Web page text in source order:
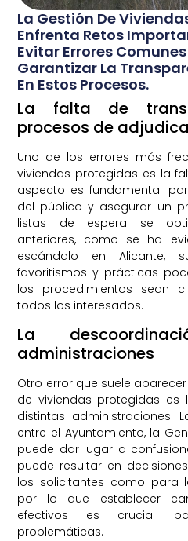
La Gestión De
Enfrenta Retos
Evitar Errores
Garantizar La
En Estos Procesos.
La falta de
procesos de
Uno de los errores más
viviendas protegidas es la
aspecto es fundamental
del público y asegurar un
listas de espera se
anteriores, como se ha
escándalo en Alicante,
favoritismos y prácticas
los procedimientos sean
todos los interesados.
La
administraciones
Otro error que suele
de viviendas protegidas es
distintas administraciones.
entre el Ayuntamiento, la
puede dar lugar a
puede resultar en
los solicitantes como para
por lo que establecer
efectivos es crucial
problemáticas.